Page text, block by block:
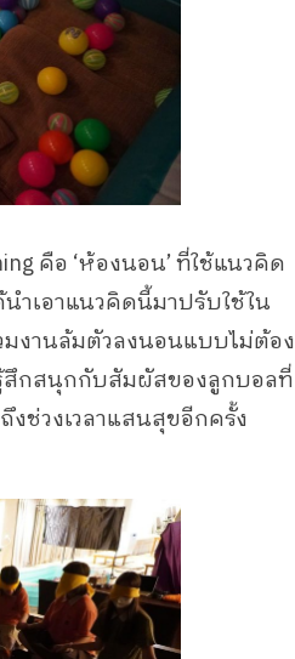
คือ ‘ห้องนอน’ ที่ใช้แนวคิด
ำเอาแนวคิดนี้มาปรับใช้ใน
งานล้มตัวลงนอนแบบไม่ต้อง
สึกสนุกกับสัมผัสของลูกบอลที่
ช่วงเวลาแสนสุขอีกครั้ง